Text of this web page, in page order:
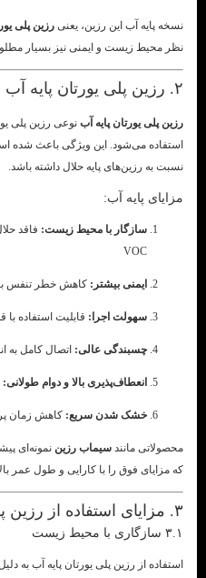
نسخه پایه آب این رزین، یعنی رزین پلی
نظر محیط زیست و ایمنی نیز بسیار
۲. رزین پلی یورتان پایه آب چیست؟
رزین پلی یورتان پایه آب نوعی رزین پلی
استفاده می‌شود. این ویژگی باعث شده
نسبت به رزین‌های پایه حلال داشته باشد.
مزایای پایه آب:
سازگار با محیط زیست: فاقد
VOC
ایمنی بیشتر: کاهش خطر تنفس
سهولت اجرا: قابلیت استفاده
چسبندگی عالی: اتصال کامل به
انعطاف‌پذیری بالا و دوام طولانی:
خشک شدن سریع: کاهش زمان
محصولاتی مانند سیماب رزین نمونه‌ای
که مزایای فوق را با کارایی و طول عمر
۳. مزایای استفاده از رزین پلی یورتان پایه آب
۳.۱ سازگاری با محیط زیست
استفاده از رزین پلی یورتان پایه آب به